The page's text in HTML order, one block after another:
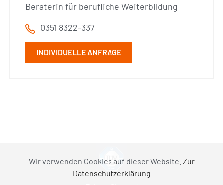
Wir verwenden Cookies auf dieser Website. Zur
Datenschutzerklärung
Beraterin für berufliche Weiterbildung
0351 8322-337
INDIVIDUELLE ANFRAGE